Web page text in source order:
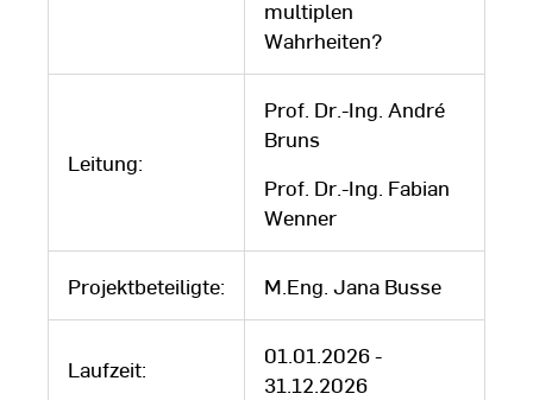
multiplen
Wahrheiten?
Leitung:
Prof. Dr.-Ing. André
Bruns
Prof. Dr.-Ing. Fabian
Wenner
Projektbeteiligte: M.Eng. Jana Busse
Laufzeit:
01.01.2026 -
31.12.2026